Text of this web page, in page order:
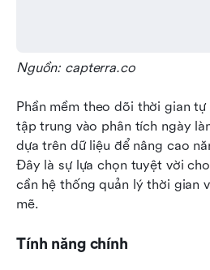
Nguồn: capterra.co
Phần mềm theo dõi thời gian
tập trung vào phân tích ngày
dựa trên dữ liệu để nâng cao
Đây là sự lựa chọn tuyệt vời
cần hệ thống quản lý thời gian
mẽ.
Tính năng chính